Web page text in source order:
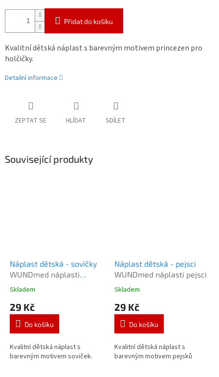
Přidat do košíku
Kvalitní dětská náplast s barevným motivem princezen pro
holčičky.
Detailní informace
ZEPTAT SE HLÍDAT SDÍLET
Související produkty
Náplast dětská - sovičky
WUNDmed náplasti
sovičky
Průměrné
produktu
4,5
5
hvězdiček.
Skladem
29 Kč
Do košíku
Kvalitní dětská náplast s
barevným motivem soviček.
Náplast dětská - pejsci
WUNDmed náplasti pejsci
Průměrné
produktu
5,0
5
hvězdiček.
Skladem
29 Kč
Do košíku
Kvalitní dětská náplast s
barevným motivem pejsků